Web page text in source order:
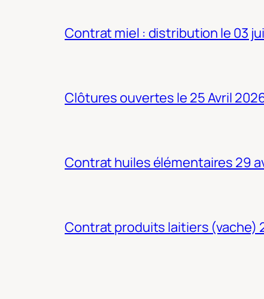
Contrat miel : distribution le 03
Clôtures ouvertes le 25 Avril
Contrat huiles élémentaires 29
Contrat produits laitiers (vache)